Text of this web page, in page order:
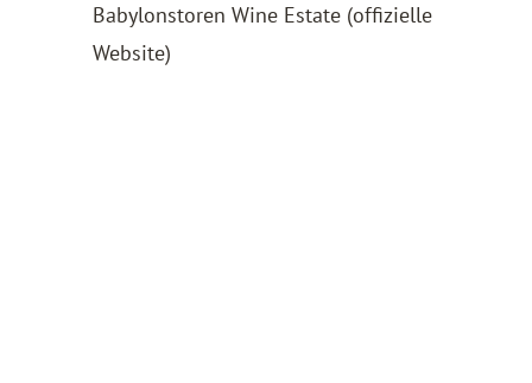
Babylonstoren Wine Estate (offizielle
Website)